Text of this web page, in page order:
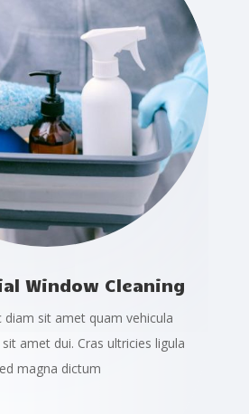
Window Cleaning
diam sit amet quam vehicula
amet dui. Cras ultricies ligula
magna dictum